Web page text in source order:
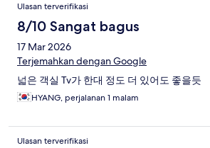
Ulasan terverifikasi
8/10 Sangat bagus
17 Mar 2026
Terjemahkan dengan Google
넓은 객실 Tv가 한대 정도 더 있어도 좋을듯
HYANG, perjalanan 1 malam
Ulasan terverifikasi